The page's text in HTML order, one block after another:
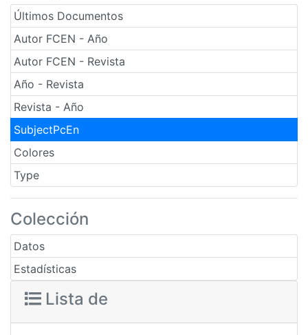
Últimos Documentos
Autor FCEN - Año
Autor FCEN - Revista
Año - Revista
Revista - Año
SubjectPcEn
Colores
Type
Colección
Datos
Estadísticas
Lista de